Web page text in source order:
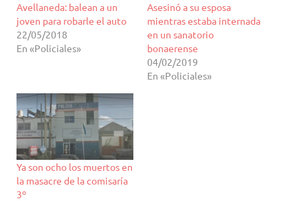
Avellaneda: balean a un
joven para robarle el auto
22/05/2018
En «Policiales»
Asesinó a su esposa
mientras estaba internada
en un sanatorio
bonaerense
04/02/2019
En «Policiales»
Ya son ocho los muertos en
la masacre de la comisaría
3º